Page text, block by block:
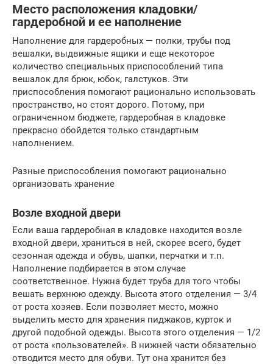
Место расположения кладовки/
гардеробной и ее наполнение
Наполнение для гардеробных — полки, трубы под
вешалки, выдвижные ящики и еще некоторое
количество специальных приспособлений типа
вешалок для брюк, юбок, галстуков. Эти
приспособления помогают рационально использовать
пространство, но стоят дорого. Потому, при
ограниченном бюджете, гардеробная в кладовке
прекрасно обойдется только стандартным
наполнением.
Разные приспособления помогают рационально
организовать хранение
Возле входной двери
Если ваша гардеробная в кладовке находится возле
входной двери, храниться в ней, скорее всего, будет
сезонная одежда и обувь, шапки, перчатки и т.п.
Наполнение подбирается в этом случае
соответственное. Нужна будет труба для того чтобы
вешать верхнюю одежду. Высота этого отделения — 3/4
от роста хозяев. Если позволяет место, можно
выделить место для хранения пиджаков, курток и
другой подобной одежды. Высота этого отделения — 1/2
от роста «пользователей». В нижней части обязательно
отводится место для обуви. Тут она хранится без